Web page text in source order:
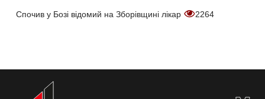
Спочив у Бозі відомий на Зборівщині лікар 2264